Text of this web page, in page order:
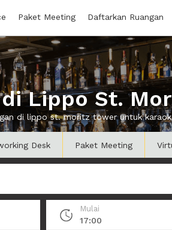
Paket Meeting Daftarkan Ruangan
Lippo St.
di lippo st. moritz tower untuk
Desk Paket Meeting
Mulai
17:00